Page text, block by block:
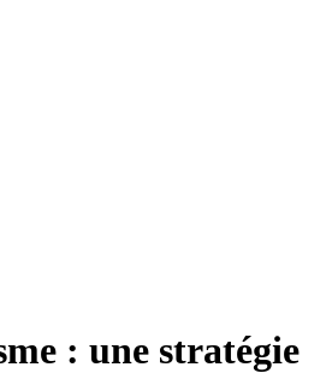
: une stratégie